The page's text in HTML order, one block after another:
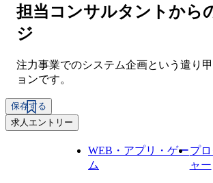
担当コンサルタントから
ジ
注力事業でのシステム企画という遣り
ョンです。
保存する
求人エントリー
WEB・アプリ・ゲー
ム
プ
ャー